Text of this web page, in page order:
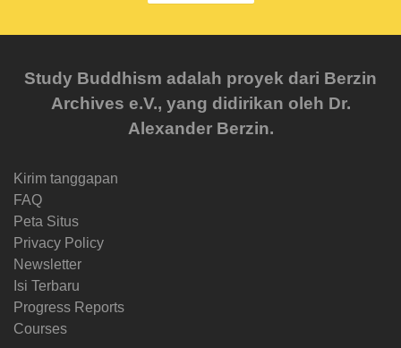
Study Buddhism adalah proyek dari Berzin
Archives e.V., yang didirikan oleh Dr.
Alexander Berzin.
Kirim tanggapan
FAQ
Peta Situs
Privacy Policy
Newsletter
Isi Terbaru
Progress Reports
Courses